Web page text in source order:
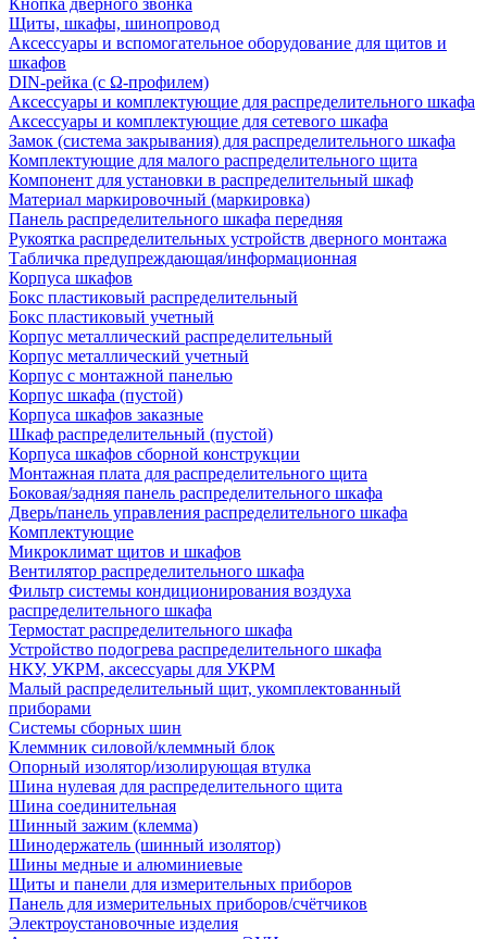
Кнопка дверного звонка
Щиты, шкафы, шинопровод
Аксессуары и вспомогательное оборудование для щитов и
шкафов
DIN-рейка (с Ω-профилем)
Аксессуары и комплектующие для распределительного шкафа
Аксессуары и комплектующие для сетевого шкафа
Замок (система закрывания) для распределительного шкафа
Комплектующие для малого распределительного щита
Компонент для установки в распределительный шкаф
Материал маркировочный (маркировка)
Панель распределительного шкафа передняя
Рукоятка распределительных устройств дверного монтажа
Табличка предупреждающая/информационная
Корпуса шкафов
Бокс пластиковый распределительный
Бокс пластиковый учетный
Корпус металлический распределительный
Корпус металлический учетный
Корпус с монтажной панелью
Корпус шкафа (пустой)
Корпуса шкафов заказные
Шкаф распределительный (пустой)
Корпуса шкафов сборной конструкции
Монтажная плата для распределительного щита
Боковая/задняя панель распределительного шкафа
Дверь/панель управления распределительного шкафа
Комплектующие
Микроклимат щитов и шкафов
Вентилятор распределительного шкафа
Фильтр системы кондиционирования воздуха
распределительного шкафа
Термостат распределительного шкафа
Устройство подогрева распределительного шкафа
НКУ, УКРМ, аксессуары для УКРМ
Малый распределительный щит, укомплектованный
приборами
Системы сборных шин
Клеммник силовой/клеммный блок
Опорный изолятор/изолирующая втулка
Шина нулевая для распределительного щита
Шина соединительная
Шинный зажим (клемма)
Шинодержатель (шинный изолятор)
Шины медные и алюминиевые
Щиты и панели для измерительных приборов
Панель для измерительных приборов/счётчиков
Электроустановочные изделия